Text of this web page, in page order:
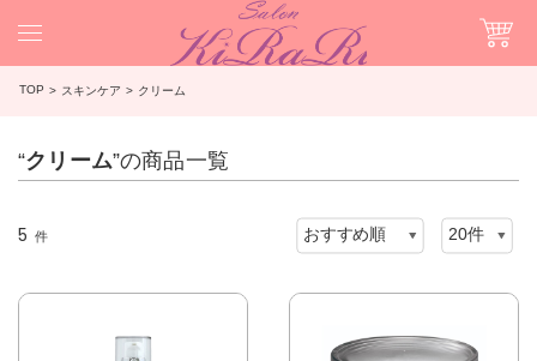
TOP スキンケア クリーム
“クリーム”の商品一覧
5 件